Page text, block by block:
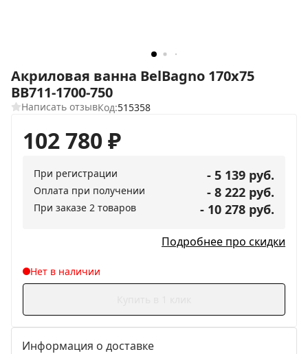
Акриловая ванна BelBagno 170x75
BB711-1700-750
Написать отзывКод:515358
102 780₽
При регистрации - 5 139 руб.
Оплата при получении - 8 222 руб.
При заказе 2 товаров - 10 278 руб.
Подробнее про скидки
Нет в наличии
Информация о доставке